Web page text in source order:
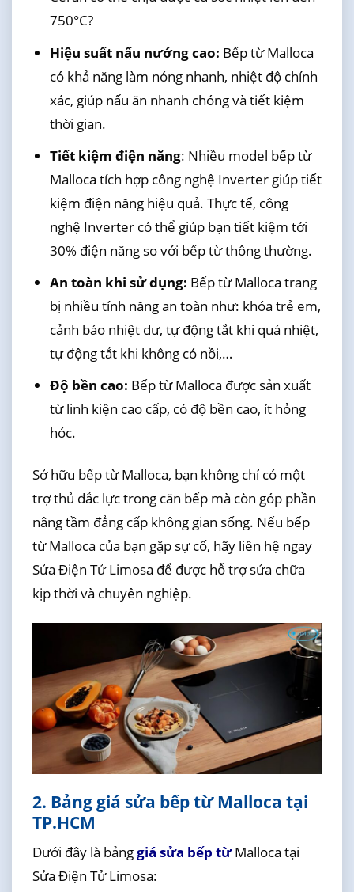
750°C?
Hiệu suất nấu nướng cao: Bếp từ Malloca
có khả năng làm nóng nhanh, nhiệt độ chính
xác, giúp nấu ăn nhanh chóng và tiết kiệm
thời gian.
Tiết kiệm điện năng: Nhiều model bếp từ
Malloca tích hợp công nghệ Inverter giúp tiết
kiệm điện năng hiệu quả. Thực tế, công
nghệ Inverter có thể giúp bạn tiết kiệm tới
30% điện năng so với bếp từ thông thường.
An toàn khi sử dụng: Bếp từ Malloca trang
bị nhiều tính năng an toàn như: khóa trẻ em,
cảnh báo nhiệt dư, tự động tắt khi quá nhiệt,
tự động tắt khi không có nồi,…
Độ bền cao: Bếp từ Malloca được sản xuất
từ linh kiện cao cấp, có độ bền cao, ít hỏng
hóc.
Sở hữu bếp từ Malloca, bạn không chỉ có một
trợ thủ đắc lực trong căn bếp mà còn góp phần
nâng tầm đẳng cấp không gian sống. Nếu bếp
từ Malloca của bạn gặp sự cố, hãy liên hệ ngay
Sửa Điện Tử Limosa để được hỗ trợ sửa chữa
kịp thời và chuyên nghiệp.
2. Bảng giá sửa bếp từ Malloca tại
TP.HCM
Dưới đây là bảnggiá sửa bếp từMalloca tại
Sửa Điện Tử Limosa: